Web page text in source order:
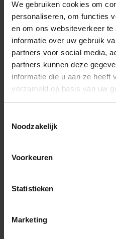
We gebruiken cookies om
personaliseren, om functies
en om ons websiteverkeer
informatie over uw gebruik
partners voor social media,
partners kunnen deze
informatie die u aan ze heeft
verzameld op basis van uw
Noodzakelijk
Voorkeuren
Statistieken
Marketing
Zitten er toch al kreukels
gemakkelijk te verhelpen
werkwijze. Let op wees
niet te warm. Kreukels in
voor de zon met deze tips:
STAPPENPLAN ZELF
VERWIJDEREN: